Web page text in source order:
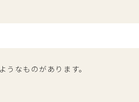
なものがあります。